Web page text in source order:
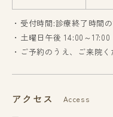
・受付時間:診療終了時間
・土曜日午後 14:00～
・ご予約のうえ、ご来院く
アクセス Access